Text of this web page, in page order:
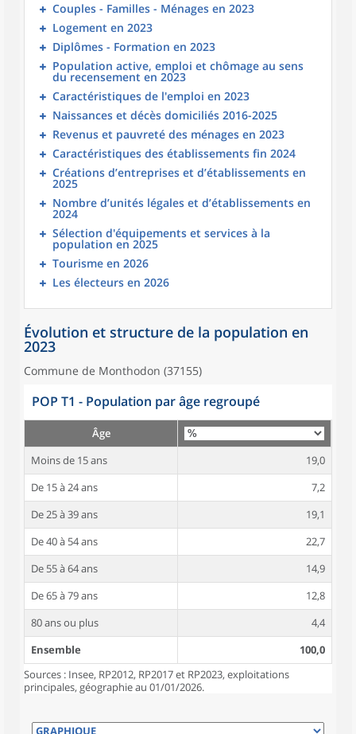
Couples - Familles - Ménages en 2023
Logement en 2023
Diplômes - Formation en 2023
Population active, emploi et chômage au sens
du recensement en 2023
Caractéristiques de l'emploi en 2023
Naissances et décès domiciliés 2016-2025
Revenus et pauvreté des ménages en 2023
Caractéristiques des établissements fin 2024
Créations d’entreprises et d’établissements en
2025
Nombre d’unités légales et d’établissements en
2024
Sélection d'équipements et services à la
population en 2025
Tourisme en 2026
Les électeurs en 2026
Évolution et structure de la population en
2023
Commune de Monthodon (37155)
POP T1 - Population par âge regroupé
Âge
Moins de 15 ans
19,0
De 15 à 24 ans
7,2
De 25 à 39 ans
19,1
De 40 à 54 ans
22,7
De 55 à 64 ans
14,9
De 65 à 79 ans
12,8
80 ans ou plus
4,4
Ensemble
100,0
Sources : Insee, RP2012, RP2017 et RP2023, exploitations
principales, géographie au 01/01/2026.